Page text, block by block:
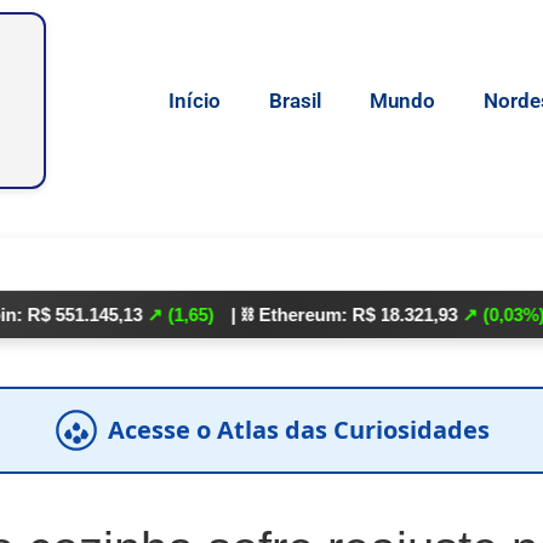
Início Brasil Mundo
↗ (1,65) | ⛓️ Ethereum: R$ 18.321,93 ↗ (0,03%) | 🌕
Acesse o Atlas das Curiosidades